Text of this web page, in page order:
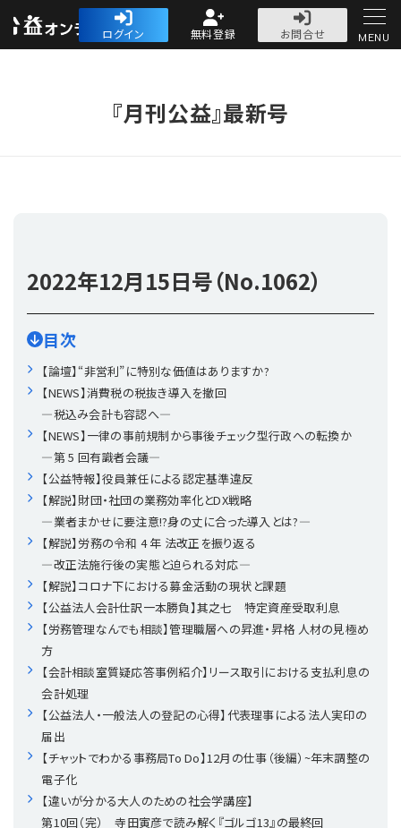
公益・一般法人オ
ログイン 無料登録
お問合せ
理事会
評議員会・社員総会
理事・監事
評議員
登記関連
定款関連
法改正-法人運営
会計・税務
定期提出書類
会計処理
寄附
税務
インボイス
電子帳簿保存法
労務
労務
労務管理
給与計算
法改正-労務
法務
法務
利益相反取引
個人情報
法改正-法務
経営
経営
資産運用
IT
連載
連載
論壇
カレンダー
NEWS・TOPIC・特報
【連載】オピニオンリーダーのnote
【連載】会計相談室
【連載】公益法人運営実務の処方箋
【連載】公益法人制度のリアル
【連載】これからの時代の資産運用
【連載】採用・定着・育成のための人事戦略
【連載】事例に学ぶ立入検査で想定される指摘事項
【連載】シェアコモン200インタビュー
【連載】シェアコモン200 誌上相談室
【連載】実務と税務のポイント
無料記事
公益・一般法人オンラインとは
登録案内
専門誌一覧
お問合せ
プライバシーポリシー
MENU
『月刊公益』最新号
2022年12月15日号（No.1062）
目次
【論壇】“非営利”に特別な価値はありますか?
【NEWS】消費税の税抜き導入を撤回
―税込み会計も容認へ―
【NEWS】一律の事前規制から事後チェック型行政への転換か
―第 5 回有識者会議―
【公益特報】役員兼任による認定基準違反
【解説】財団・社団の業務効率化とDX戦略
―業者まかせに要注意!?身の丈に合った導入とは?―
【解説】労務の令和 4 年 法改正を振り返る
―改正法施行後の実態と迫られる対応―
【解説】コロナ下における募金活動の現状と課題
【公益法人会計仕訳一本勝負】其之七 特定資産受取利息
【労務管理なんでも相談】管理職層への昇進・昇格 人材の見極め
方
【会計相談室質疑応答事例紹介】リース取引における支払利息の
会計処理
【公益法人・一般法人の登記の心得】代表理事による法人実印の
届出
【チャットでわかる事務局To Do】12月の仕事（後編）~年末調整の
電子化
【違いが分かる大人のための社会学講座】
第10回（完） 寺田寅彦で読み解く『ゴルゴ13』の最終回